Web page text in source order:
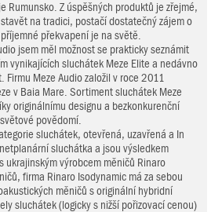
Rumunsko. Z úspěšných produktů je zřejmé,
na tradici, postačí dostatečný zájem o
překvapení je na světě.
jsem měl možnost se prakticky seznámit
vynikajících sluchátek Meze Elite a nedávno
Firmu Meze Audio založil v roce 2011
v Baia Mare. Sortiment sluchátek Meze
originálnímu designu a bezkonkurenční
povědomí.
sluchátek, otevřená, uzavřená a In
sluchátka a jsou výsledkem
ukrajinským výrobcem měničů Rinaro
firma Rinaro Isodynamic má za sebou
měničů s originální hybridní
sluchátek (logicky s nižší pořizovací cenou)